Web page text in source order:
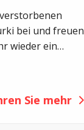
bei und freuen
wieder ein
Sie mehr